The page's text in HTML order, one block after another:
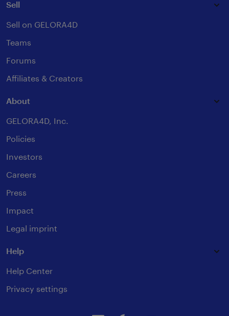
Sell
Sell on GELORA4D
Teams
Forums
Affiliates & Creators
About
GELORA4D, Inc.
Policies
Investors
Careers
Press
Impact
Legal imprint
Help
Help Center
Privacy settings